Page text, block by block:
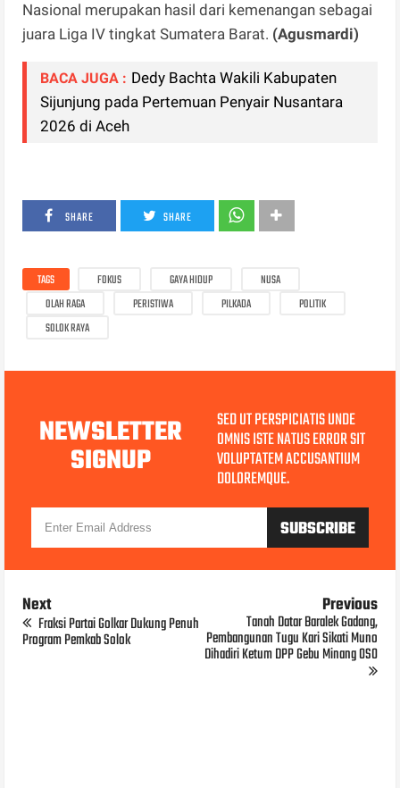
Nasional merupakan hasil dari kemenangan sebagai
juara Liga IV tingkat Sumatera Barat. (Agusmardi)
BACA JUGA : Dedy Bachta Wakili Kabupaten
Sijunjung pada Pertemuan Penyair Nusantara
2026 di Aceh
SHARE SHARE
TAGS FOKUS GAYA HIDUP
NUSA
OLAH RAGA
PERISTIWA PILKADA
POLITIK
SOLOK RAYA
NEWSLETTER
SIGNUP
SED UT PERSPICIATIS UNDE
OMNIS ISTE NATUS ERROR SIT
VOLUPTATEM ACCUSANTIUM
DOLOREMQUE.
Next
Fraksi Partai Golkar Dukung Penuh
Program Pemkab Solok
Previous
Tanah Datar Baralek Gadang,
Pembangunan Tugu Kari Sikati Muno
Dihadiri Ketum DPP Gebu Minang OSO